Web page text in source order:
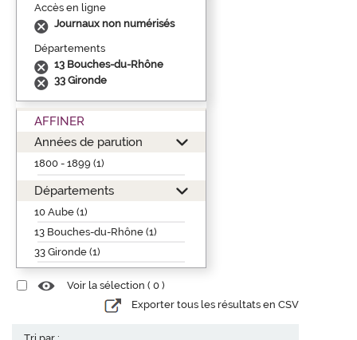
Accès en ligne
Journaux non numérisés
Départements
13 Bouches-du-Rhône
33 Gironde
AFFINER
Années de parution
1800 - 1899 (1)
Départements
10 Aube (1)
13 Bouches-du-Rhône (1)
33 Gironde (1)
Voir la sélection ( 0 )
Exporter tous les résultats en CSV